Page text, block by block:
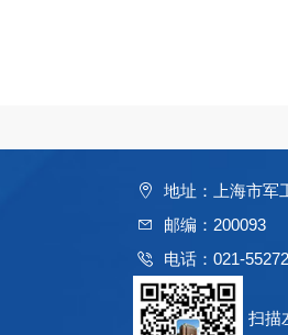
地址：上海市军
邮编：200093
电话：021-
扫描